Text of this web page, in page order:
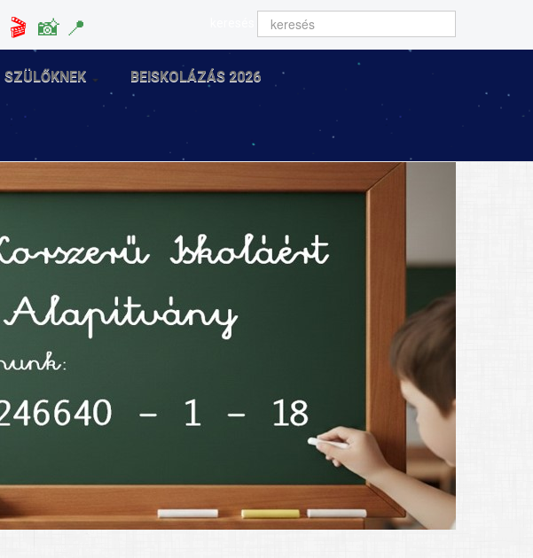
🎬 📸 📍
SZÜLŐKNEK BEISKOLÁZÁS 2026